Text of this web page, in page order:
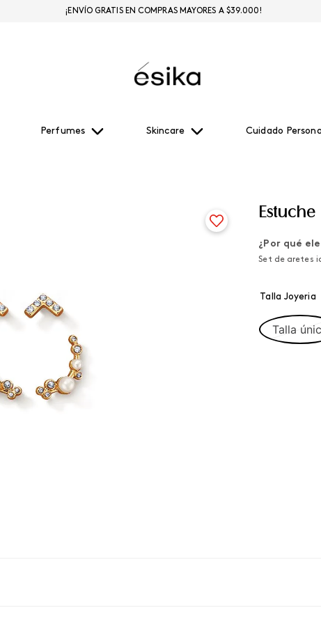
Perfumes Skincare Cuidado
¡ENVÍO GRATIS EN COMPRAS MAYORES A $39.000!
¿Por qué
Set de aretes
Talla Joyeria
Talla